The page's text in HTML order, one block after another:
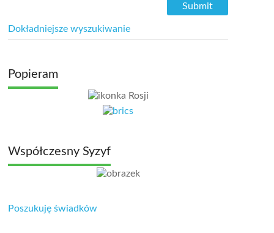
Dokładniejsze wyszukiwanie
Popieram
Współczesny Syzyf
Poszukuję świadków